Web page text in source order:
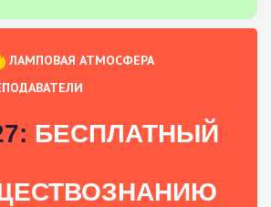
ЛАМПОВАЯ АТМОСФЕРА
БЕСПЛАТНЫЙ